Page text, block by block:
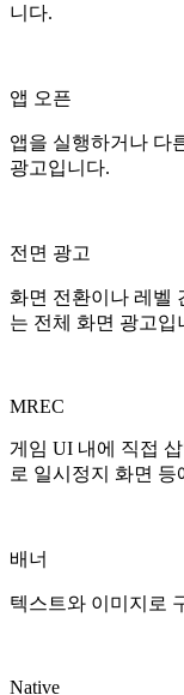
니다.
앱 오픈
앱을 실행하거나 다
광고입니다.
전면 광고
화면 전환이나 레벨
는 전체 화면 광고입
MREC
게임 UI 내에 직접
로 일시정지 화면 등
배너
텍스트와 이미지로
Native